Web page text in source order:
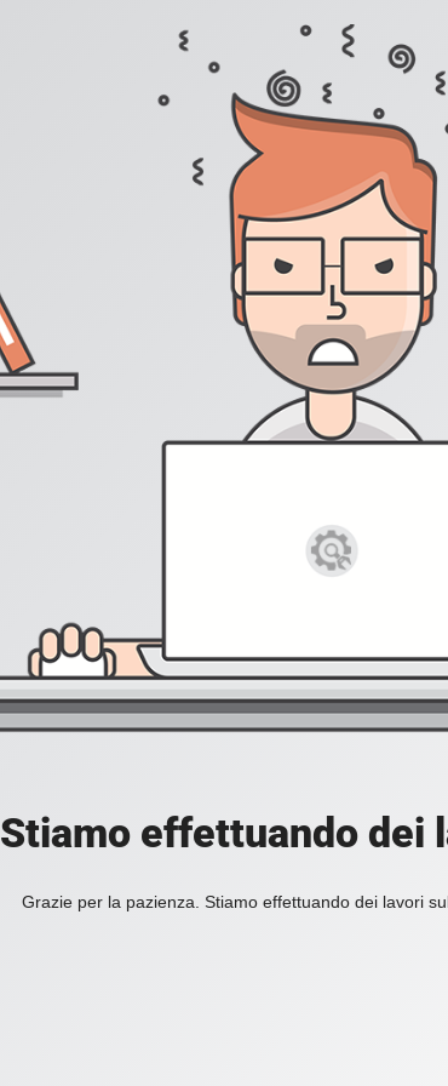
Stiamo effettuando dei
Grazie per la pazienza. Stiamo effettuando dei lavori